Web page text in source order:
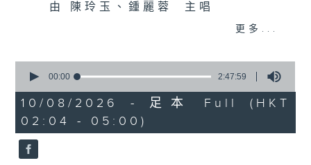
由 陳玲玉、鍾麗蓉 主唱
由 李慧 主唱
3. 「笑傲江湖之荒山訂情」
由 崔慶麟、曾慧 主唱
更多...
seconds
2
hours,
47
minutes,
59
seconds
00:00 2:47:59
10/08/2026 - 足本 Full (HKT
02:04 - 05:00)